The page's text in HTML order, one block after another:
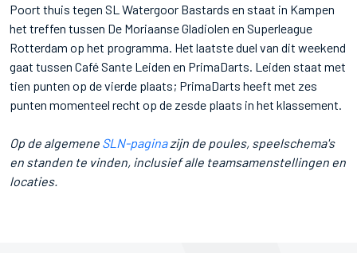
Poort thuis tegen SL Watergoor Bastards en staat in Kampen
het treffen tussen De Moriaanse Gladiolen en Superleague
Rotterdam op het programma. Het laatste duel van dit weekend
gaat tussen Café Sante Leiden en PrimaDarts. Leiden staat met
tien punten op de vierde plaats; PrimaDarts heeft met zes
punten momenteel recht op de zesde plaats in het klassement.
Op de algemene SLN-paginazijn de poules, speelschema's
en standen te vinden, inclusief alle teamsamenstellingen en
locaties.